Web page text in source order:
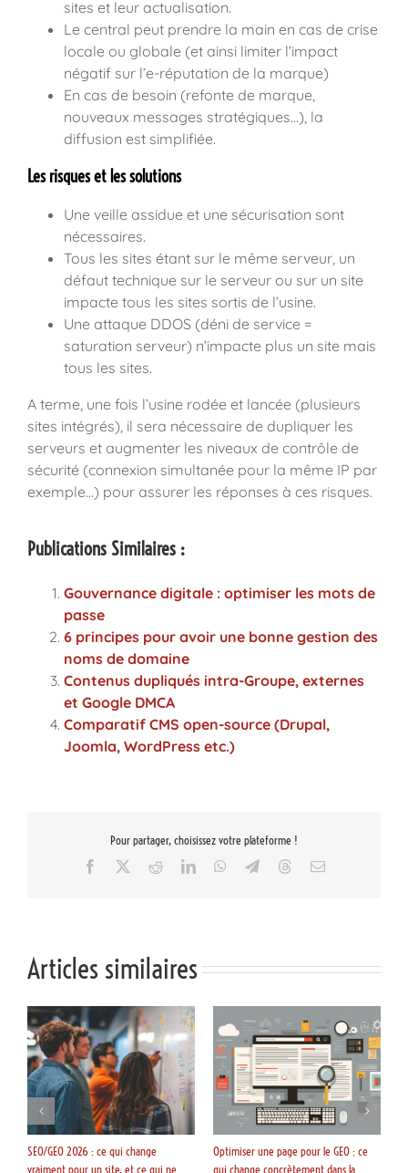
sites et leur actualisation.
Le central peut prendre la main en cas de crise
locale ou globale (et ainsi limiter l’impact
négatif sur l’e-réputation de la marque)
En cas de besoin (refonte de marque,
nouveaux messages stratégiques…), la
diffusion est simplifiée.
Les risques et les solutions
Une veille assidue et une sécurisation sont
nécessaires.
Tous les sites étant sur le même serveur, un
défaut technique sur le serveur ou sur un site
impacte tous les sites sortis de l’usine.
Une attaque DDOS (déni de service =
saturation serveur) n’impacte plus un site mais
tous les sites.
A terme, une fois l’usine rodée et lancée (plusieurs
sites intégrés), il sera nécessaire de dupliquer les
serveurs et augmenter les niveaux de contrôle de
sécurité (connexion simultanée pour la même IP par
exemple…) pour assurer les réponses à ces risques.
Publications Similaires :
Gouvernance digitale : optimiser les mots de
passe
6 principes pour avoir une bonne gestion des
noms de domaine
Contenus dupliqués intra-Groupe, externes
et Google DMCA
Comparatif CMS open-source (Drupal,
Joomla, WordPress etc.)
Pour partager, choisissez votre plateforme !
Facebook
RedditLinkedInWhatsApp
TelegramThreadsEmail
Articles similaires
SEO/GEO 2026 : ce qui change
vraiment pour un site, et ce qui ne
Optimiser une page pour le GEO : ce
qui change concrètement dans la